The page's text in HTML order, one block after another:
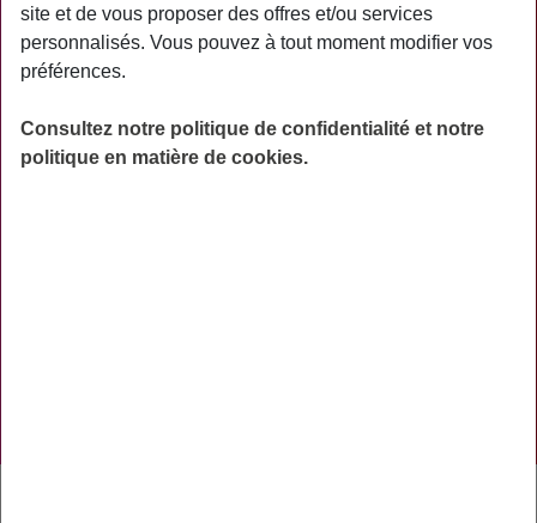
PRATIQUE
ACTUALITÉS
PRÉVOYANCE
site et de vous proposer des offres et/ou services
personnalisés. Vous pouvez à tout moment modifier vos
préférences.
Consultez notre politique de confidentialité et notre
politique en matière de cookies.